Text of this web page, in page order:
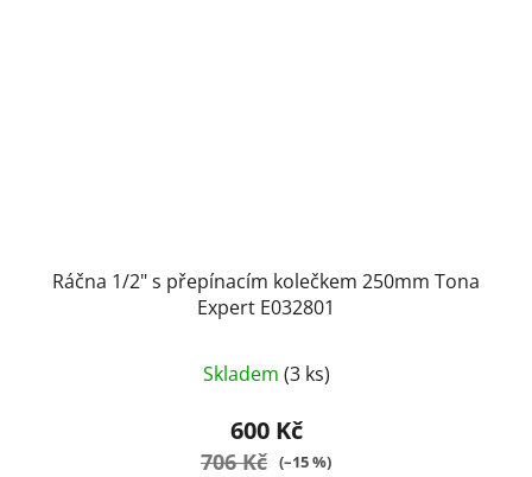
Ráčna 1/2" s přepínacím kolečkem 250mm Tona
Expert E032801
hodnocení
produktu
je
Skladem (3 ks)
600 Kč
706 Kč (–15 %)